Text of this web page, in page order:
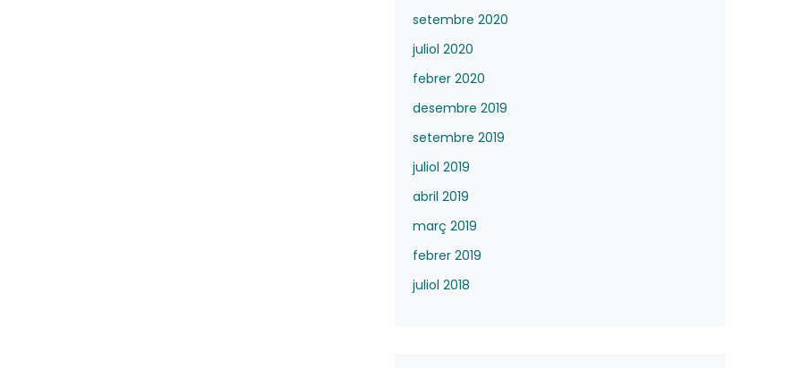
setembre 2020
juliol 2020
febrer 2020
desembre 2019
setembre 2019
juliol 2019
abril 2019
març 2019
febrer 2019
juliol 2018